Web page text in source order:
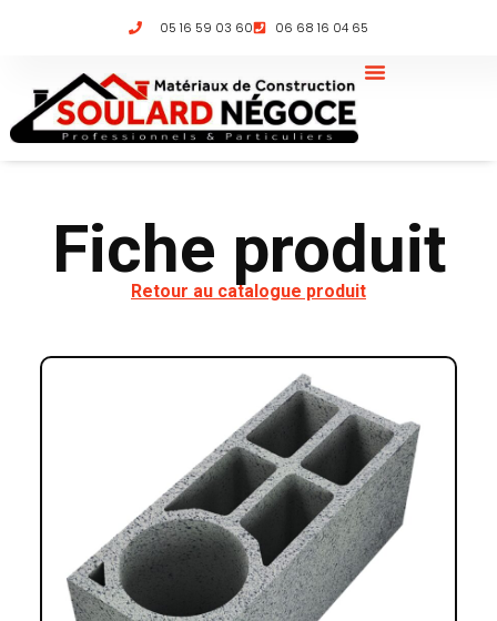
05 16 59 03 60 06 68 16 04 65
Fiche produit
Retour au catalogue produit